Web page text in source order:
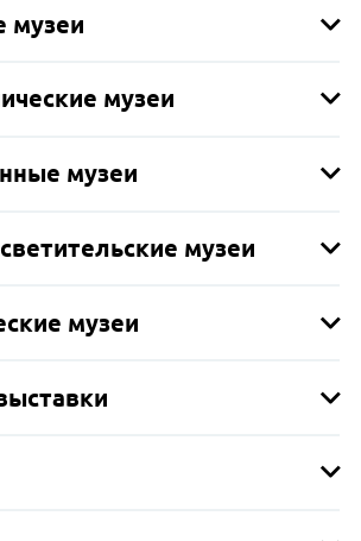
музеи
музеи
музеи
музеи
музеи